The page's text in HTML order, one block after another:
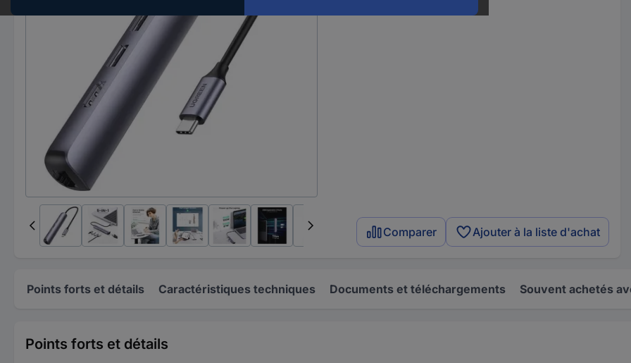
Comparer Ajouter à la liste d'achat
Points forts et détails Caractéristiques techniques Documents et téléchargements Souvent achetés
Points forts et détails